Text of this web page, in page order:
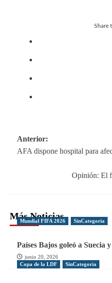
Share
Navegación
de
Anterior:
AFA dispone hospital para
Opinión: El
Más Noticias
Mundial FIFA 2026 SinCategoria
Países Bajos goleó a Suecia
junio 20, 2026
Copa de la LDF
SinCategoria